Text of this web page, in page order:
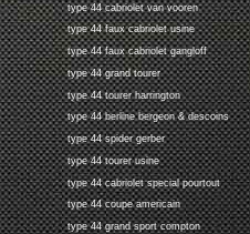
type 44 cabriolet van vooren
type 44 faux cabriolet usine
type 44 faux cabriolet gangloff
type 44 grand tourer
type 44 tourer harrington
type 44 berline bergeon & descoins
type 44 spider gerber
type 44 tourer usine
type 44 cabriolet special pourtout
type 44 coupe americain
type 44 grand sport compton